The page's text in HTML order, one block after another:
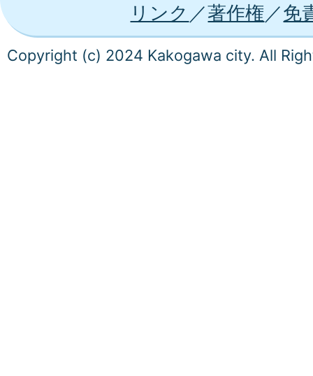
リンク
著作権 免
Copyright (c) 2024 Kakogawa city. All